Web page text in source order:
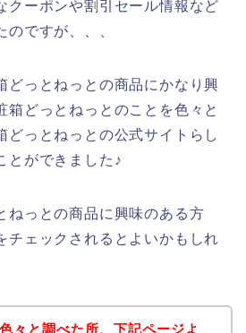
クーポンや割引セール情報など
のですが、、、
どっとねっとの商品にかなり興
箱どっとねっとのことを色々と
どっとねっとの公式サイトらし
とができました♪
ねっとの商品に興味のある方
チェックされるとよいかもしれ
々と調べた所、下記ページよ